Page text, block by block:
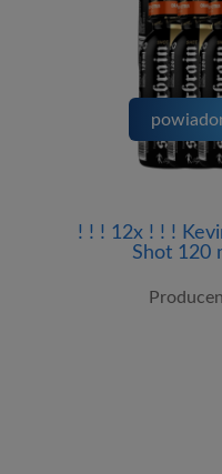
! ! ! 12x ! ! !
Shot 120